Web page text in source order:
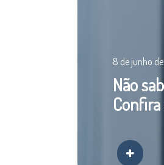
8 de junho
Não